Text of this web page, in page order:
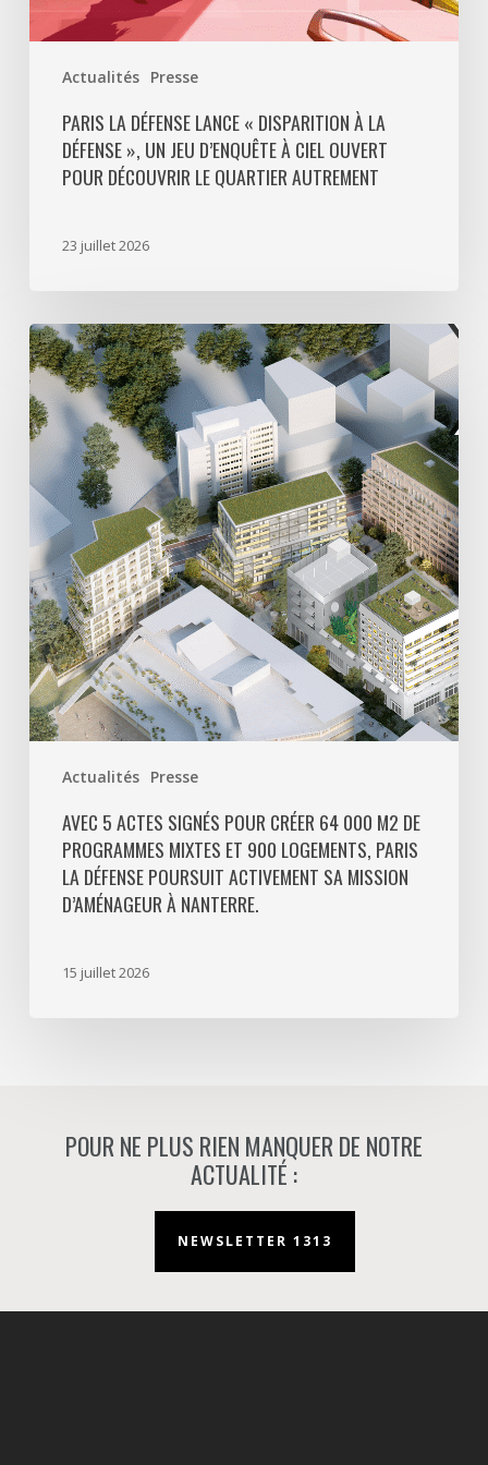
Actualités Presse
à
ciel
découvrir
quartier
PARIS LA DÉFENSE LANCE « DISPARITION À LA
DÉFENSE », UN JEU D’ENQUÊTE À CIEL OUVERT
POUR DÉCOUVRIR LE QUARTIER AUTREMENT
23 juillet 2026
Actualités Presse
Avec
5
actes
signés
pour
créer
000
m2
de
programmes
mixtes
et
900
logements,
Défense
poursuit
activement
AVEC 5 ACTES SIGNÉS POUR CRÉER 64 000 M2 DE
PROGRAMMES MIXTES ET 900 LOGEMENTS, PARIS
LA DÉFENSE POURSUIT ACTIVEMENT SA MISSION
D’AMÉNAGEUR À NANTERRE.
15 juillet 2026
POUR NE PLUS RIEN MANQUER DE NOTRE
ACTUALITÉ :
NEWSLETTER 1313